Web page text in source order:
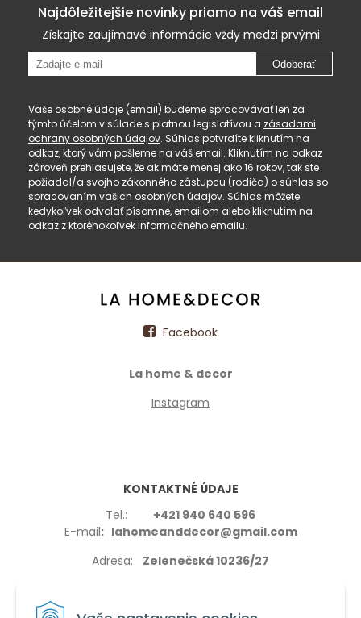
Najdôležitejšie novinky priamo na váš email
Získajte zaujímavé informácie vždy medzi prvými
Odoberať
Vaše osobné údaje (email) budeme spracovávať len za
týmto účelom v súlade s platnou legislatívou a zásadami
ochrany osobných údajov. Súhlas potvrdíte kliknutím na
odkaz, ktorý vám pošleme na váš email. Kliknutím na odkaz
zároveň prehlasujete, že ak máte menej ako 16 rokov, tak ste
požiadal/a svojho zákonného zástupcu (rodiča) o súhlas so
spracovaním vašich osobných údajov. Súhlas môžete
kedykoľvek odvolať písomne, emailom alebo kliknutím na
odkaz z ktoréhokoľvek informačného emailu.
Facebook
La home & decor
Instagram
KONTAKTNÉ ÚDAJE
Tel.: +421 940 640 596
E-mail: lahomeanddecor@gmail.com
Adresa: Zelenečská 10236/27